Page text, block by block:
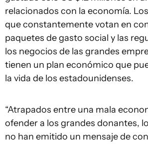
relacionados con la economía.
que constantemente votan en
paquetes de gasto social y las
los negocios de las grandes
tienen un plan económico que
la vida de los estadounidenses.
“Atrapados entre una mala
ofender a los grandes donantes,
no han emitido un mensaje de